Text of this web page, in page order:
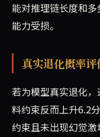
能对推理链长度和
能力受损。
真实退化概率评
若为模型真实退化
料约束反而上升6.2
约束且未出现幻觉